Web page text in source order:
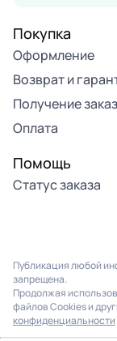
Покупка
Оформление
Возврат и
Получение
Оплата
Помощь
Статус заказа
Публикация любой
запрещена.
Продолжая
файлов Cookies и
конфиденциальности